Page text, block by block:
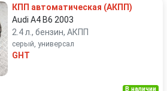
КПП автоматическая (АКПП)
Audi A4 B6 2003
2.4 л., бензин, АКПП
серый, универсал
GHT
В наличии